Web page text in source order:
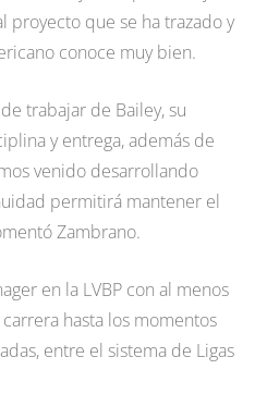
proyecto que se ha trazado y
conoce muy bien.
trabajar de Bailey, su
y entrega, además de
venido desarrollando
permitirá mantener el
Zambrano.
en la LVBP con al menos
hasta los momentos
entre el sistema de Ligas